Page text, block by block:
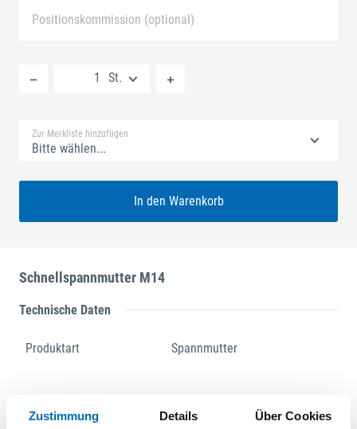
Zustimmung Details Über Cookies
Positionskommission (optional)
St.
Zur Merkliste hinzufügen
Bitte wählen...
In den Warenkorb
Schnellspannmutter M14
Technische Daten
Produktart Spannmutter